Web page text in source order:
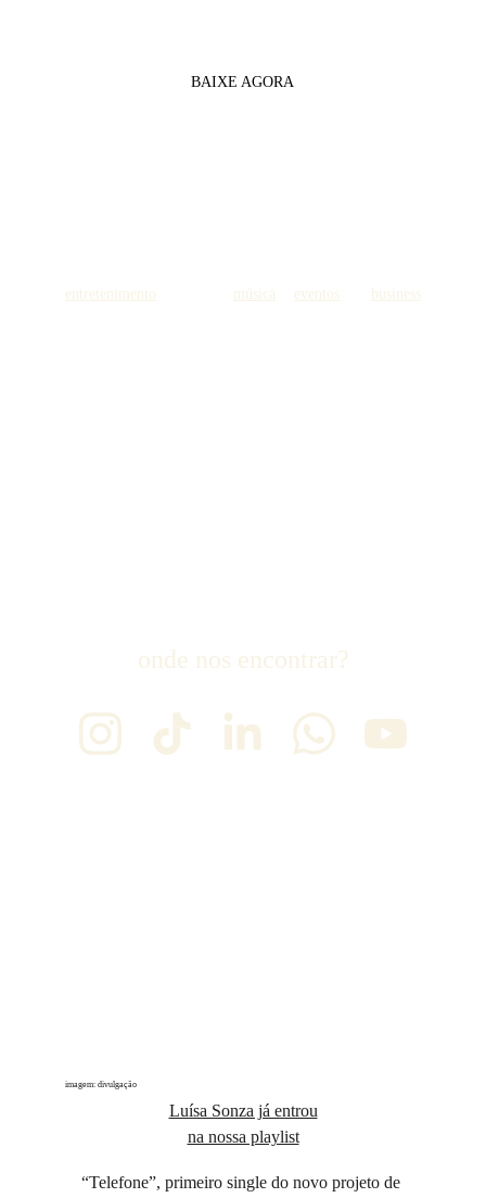
BAIXE AGORA
entretenimento música eventos business
onde nos encontrar?
Luísa Sonza já entrou
na nossa playlist
“Telefone”, primeiro single do novo projeto de
imagem: divulgação